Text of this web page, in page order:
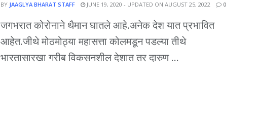
BY JAAGLYA BHARAT STAFF JUNE 19, 2020 - UPDATED ON AUGUST 25, 2022 0
जगभरात कोरोनाने थैमान घातले आहे.अनेक देश यात प्रभावित
आहेत.जीथे मोठमोठ्या महासत्ता कोलमडून पडल्या तीथे
भारतासारखा गरीब विकसनशील देशात तर दारुण ...